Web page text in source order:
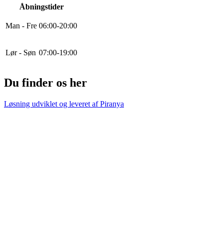
Åbningstider
Man - Fre 06:00-20:00
Lør - Søn 07:00-19:00
Du finder os her
Løsning udviklet og leveret afPiranya